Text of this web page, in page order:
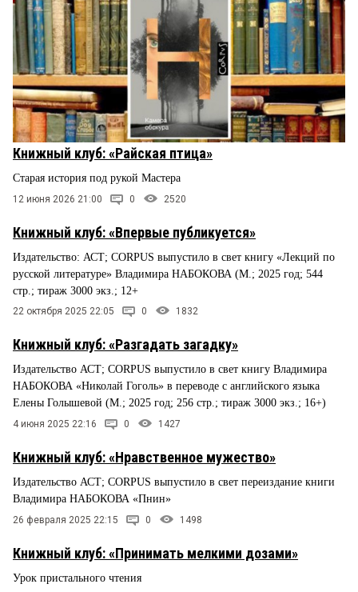
Книжный клуб: «Райская птица»
Старая история под рукой Мастера
12 июня 2026 21:00 0 2520
Книжный клуб: «Впервые публикуется»
Издательство: АСТ; CORPUS выпустило в свет книгу «Лекций по
русской литературе» Владимира НАБОКОВА (М.; 2025 год; 544
стр.; тираж 3000 экз.; 12+
22 октября 2025 22:05 0 1832
Книжный клуб: «Разгадать загадку»
Издательство АСТ; CORPUS выпустило в свет книгу Владимира
НАБОКОВА «Николай Гоголь» в переводе с английского языка
Елены Голышевой (М.; 2025 год; 256 стр.; тираж 3000 экз.; 16+)
4 июня 2025 22:16 0 1427
Книжный клуб: «Нравственное мужество»
Издательство АСТ; CORPUS выпустило в свет переиздание книги
Владимира НАБОКОВА «Пнин»
26 февраля 2025 22:15 0 1498
Книжный клуб: «Принимать мелкими дозами»
Урок пристального чтения